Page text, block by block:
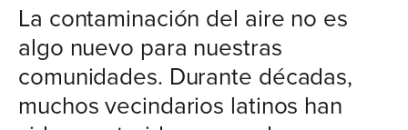
La contaminación del aire no es
algo nuevo para nuestras
comunidades. Durante décadas,
muchos vecindarios latinos han